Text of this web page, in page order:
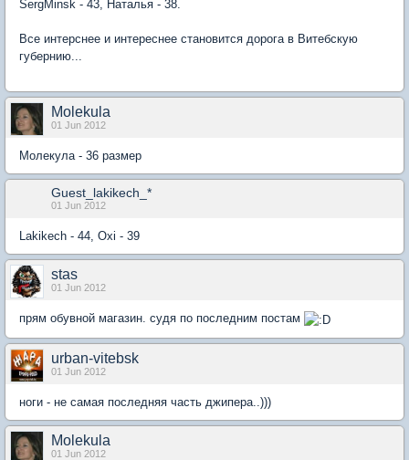
SergMinsk - 43, Наталья - 38.
Все интерснее и интереснее становится дорога в Витебскую
губернию...
Molekula
01 Jun 2012
Молекула - 36 размер
Guest_lakikech_*
01 Jun 2012
Lakikech - 44, Oxi - 39
stas
01 Jun 2012
прям обувной магазин. судя по последним постам
urban-vitebsk
01 Jun 2012
ноги - не самая последняя часть джипера..)))
Molekula
01 Jun 2012